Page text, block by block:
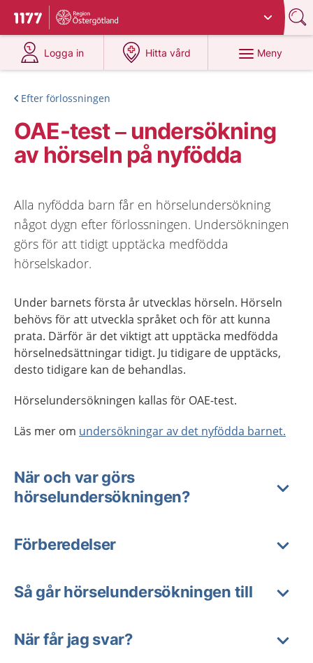
Till startsidan för 1177
Du har valt region
Logga in
på 1177.se
Hitta vård
på 1177.se
Meny
Efter förlossningen
OAE-test – undersökning
av hörseln på nyfödda
Alla nyfödda barn får en hörselundersökning
något dygn efter förlossningen. Undersökningen
görs för att tidigt upptäcka medfödda
hörselskador.
Under barnets första år utvecklas hörseln. Hörseln
behövs för att utveckla språket och för att kunna
prata. Därför är det viktigt att upptäcka medfödda
hörselnedsättningar tidigt. Ju tidigare de upptäcks,
desto tidigare kan de behandlas.
Hörselundersökningen kallas för OAE-test.
Läs mer om undersökningar av det nyfödda barnet.
När och var görs
hörselundersökningen?
Förberedelser
Så går hörselundersökningen till
När får jag svar?